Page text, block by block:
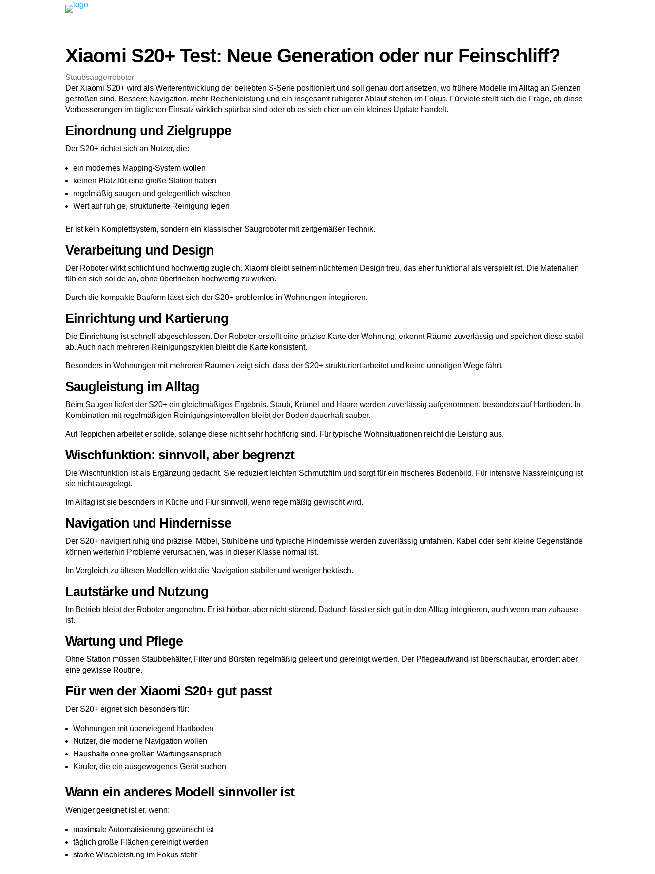
Xiaomi S20+ Test: Neue Generation oder nur Feinschliff?
Staubsaugerroboter
Der Xiaomi S20+ wird als Weiterentwicklung der beliebten S-Serie positioniert und soll genau dort ansetzen, wo frühere Modelle im Alltag an Grenzen
gestoßen sind. Bessere Navigation, mehr Rechenleistung und ein insgesamt ruhigerer Ablauf stehen im Fokus. Für viele stellt sich die Frage, ob diese
Verbesserungen im täglichen Einsatz wirklich spürbar sind oder ob es sich eher um ein kleines Update handelt.
Einordnung und Zielgruppe
Der S20+ richtet sich an Nutzer, die:
ein modernes Mapping-System wollen
keinen Platz für eine große Station haben
regelmäßig saugen und gelegentlich wischen
Wert auf ruhige, strukturierte Reinigung legen
Er ist kein Komplettsystem, sondern ein klassischer Saugroboter mit zeitgemäßer Technik.
Verarbeitung und Design
Der Roboter wirkt schlicht und hochwertig zugleich. Xiaomi bleibt seinem nüchternen Design treu, das eher funktional als verspielt ist. Die Materialien
fühlen sich solide an, ohne übertrieben hochwertig zu wirken.
Durch die kompakte Bauform lässt sich der S20+ problemlos in Wohnungen integrieren.
Einrichtung und Kartierung
Die Einrichtung ist schnell abgeschlossen. Der Roboter erstellt eine präzise Karte der Wohnung, erkennt Räume zuverlässig und speichert diese stabil
ab. Auch nach mehreren Reinigungszyklen bleibt die Karte konsistent.
Besonders in Wohnungen mit mehreren Räumen zeigt sich, dass der S20+ strukturiert arbeitet und keine unnötigen Wege fährt.
Saugleistung im Alltag
Beim Saugen liefert der S20+ ein gleichmäßiges Ergebnis. Staub, Krümel und Haare werden zuverlässig aufgenommen, besonders auf Hartboden. In
Kombination mit regelmäßigen Reinigungsintervallen bleibt der Boden dauerhaft sauber.
Auf Teppichen arbeitet er solide, solange diese nicht sehr hochflorig sind. Für typische Wohnsituationen reicht die Leistung aus.
Wischfunktion: sinnvoll, aber begrenzt
Die Wischfunktion ist als Ergänzung gedacht. Sie reduziert leichten Schmutzfilm und sorgt für ein frischeres Bodenbild. Für intensive Nassreinigung ist
sie nicht ausgelegt.
Im Alltag ist sie besonders in Küche und Flur sinnvoll, wenn regelmäßig gewischt wird.
Navigation und Hindernisse
Der S20+ navigiert ruhig und präzise. Möbel, Stuhlbeine und typische Hindernisse werden zuverlässig umfahren. Kabel oder sehr kleine Gegenstände
können weiterhin Probleme verursachen, was in dieser Klasse normal ist.
Im Vergleich zu älteren Modellen wirkt die Navigation stabiler und weniger hektisch.
Lautstärke und Nutzung
Im Betrieb bleibt der Roboter angenehm. Er ist hörbar, aber nicht störend. Dadurch lässt er sich gut in den Alltag integrieren, auch wenn man zuhause
ist.
Wartung und Pflege
Ohne Station müssen Staubbehälter, Filter und Bürsten regelmäßig geleert und gereinigt werden. Der Pflegeaufwand ist überschaubar, erfordert aber
eine gewisse Routine.
Für wen der Xiaomi S20+ gut passt
Der S20+ eignet sich besonders für:
Wohnungen mit überwiegend Hartboden
Nutzer, die moderne Navigation wollen
Haushalte ohne großen Wartungsanspruch
Käufer, die ein ausgewogenes Gerät suchen
Wann ein anderes Modell sinnvoller ist
Weniger geeignet ist er, wenn:
maximale Automatisierung gewünscht ist
täglich große Flächen gereinigt werden
starke Wischleistung im Fokus steht